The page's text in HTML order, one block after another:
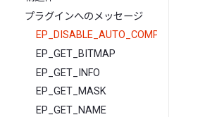
プラグインへのメッセージ
EP_DISABLE_AUTO_COMPLETE
EP_GET_BITMAP
EP_GET_INFO
EP_GET_MASK
EP_GET_NAME